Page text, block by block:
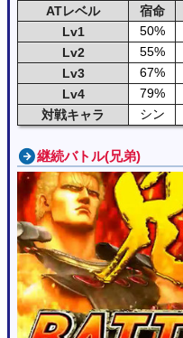
ATレベル 宿命
Lv1
50%
Lv2 55%
Lv3
67%
Lv4
79%
対戦キャラ
シン
継続バトル(兄弟)